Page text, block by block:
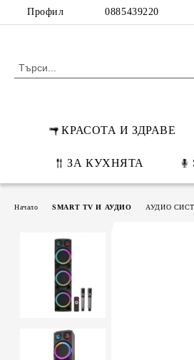
Профил 0885439220
КРАСОТА И ЗДРАВЕ
ЗА КУХНЯТА
Начало SMART TV И АУДИО АУДИО